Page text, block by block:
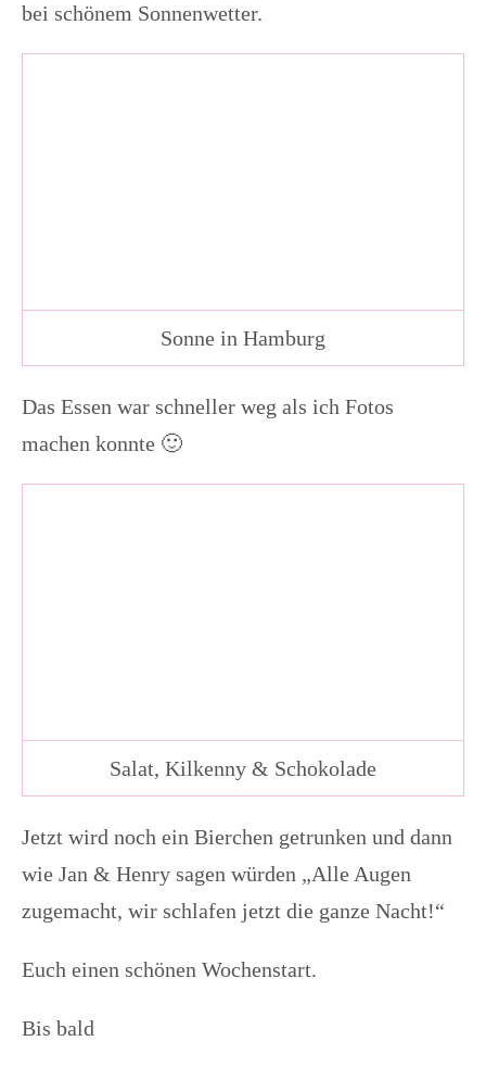
bei schönem Sonnenwetter.
Sonne in Hamburg
Das Essen war schneller weg als ich Fotos
machen konnte 🙂
Salat, Kilkenny & Schokolade
Jetzt wird noch ein Bierchen getrunken und dann
wie Jan & Henry sagen würden „Alle Augen
zugemacht, wir schlafen jetzt die ganze Nacht!“
Euch einen schönen Wochenstart.
Bis bald